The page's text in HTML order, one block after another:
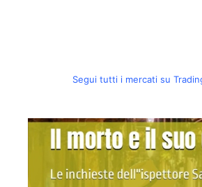
Segui tutti i mercati su